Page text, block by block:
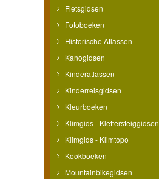
Fietsgidsen
Fotoboeken
Historische Atlassen
Kanogidsen
Kinderatlassen
Kinderreisgidsen
Kleurboeken
Klimgids - Klettersteiggidsen
Klimgids - Klimtopo
Kookboeken
Mountainbikegidsen